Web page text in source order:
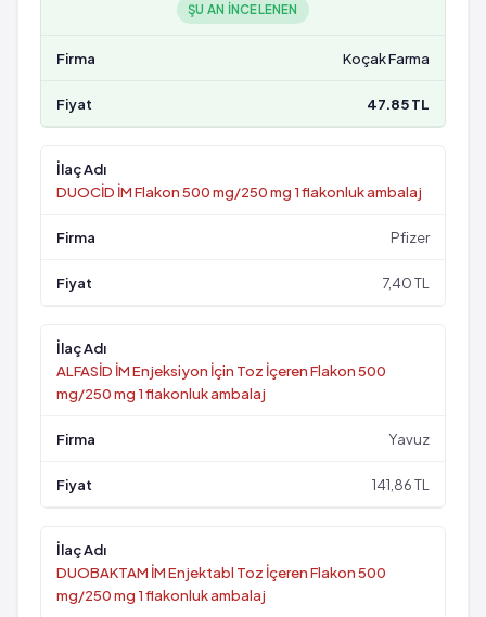
ŞU AN INCELENEN
Koçak Farma
47.85 TL
DUOCİD İM Flakon 500 mg/250 mg 1 flakonluk ambalaj
Pfizer
7,40 TL
ALFASİD İM Enjeksiyon İçin Toz İçeren Flakon 500
mg/250 mg 1 flakonluk ambalaj
Yavuz
141,86 TL
DUOBAKTAM İM Enjektabl Toz İçeren Flakon 500
mg/250 mg 1 flakonluk ambalaj